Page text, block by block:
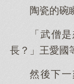
陶瓷的碗
「武僧
長？」王愛國
然後下